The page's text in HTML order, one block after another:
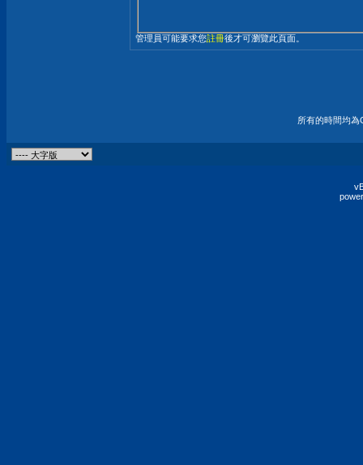
管理員可能要求您註冊後才可瀏覽此頁面。
所有的時間均為